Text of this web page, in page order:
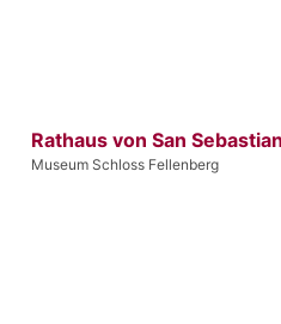
Rathaus von San Sebastian
Museum Schloss Fellenberg